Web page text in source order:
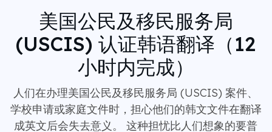
美国公民及移民服务局
(USCIS) 认证韩语翻译（12
小时内完成）
人们在办理美国公民及移民服务局 (USCIS) 案件、
学校申请或家庭文件时，担心他们的韩文文件在翻译
成英文后会失去意义。 这种担忧比人们想象的要普